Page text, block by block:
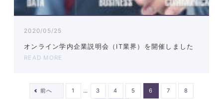
2020/05/25
オンライン学内企業説明会（IT業界）を開催しました
READ MORE
前へ 1 … 3 4 5 6 7 8